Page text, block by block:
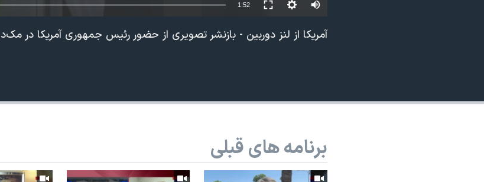
Auto
240p
1:52
آمریکا از لنز دوربین - بازنشر تصویری از حضور رئیس جمهوری آمریکا در
برنامه های قبلی